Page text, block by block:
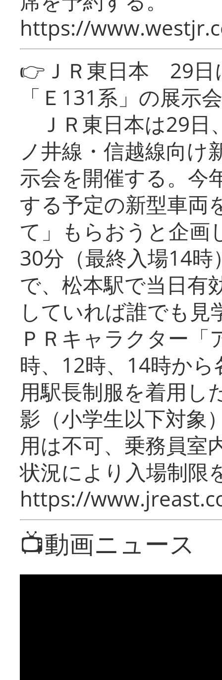
https://
👉ＪＲ東日本 29日
「Ｅ131系」の展示会
ＪＲ東日本は29日
ノ井線・信越線向け
示会を開催する。今
する予定の新型車両
て」もらおうと企画
30分（最終入場14
で、松本駅で当日有
していれば誰でも
ＰＲキャラクター
時、12時、14時か
用駅長制服を着用し
影（小学生以下対象
用は不可、乗務員室
状況により入場制限
https://
📺動画ニュース